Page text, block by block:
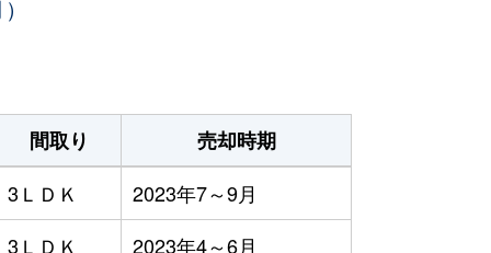
間取り
売却時期
3ＬＤＫ
2023年7～9月
3ＬＤＫ
2023年4～6月